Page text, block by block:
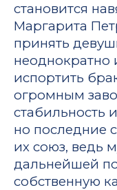
становится
Маргарита
принять
неоднократно
испортить
огромным
стабильность
но последние
их союз, ведь
дальнейшей
собственную